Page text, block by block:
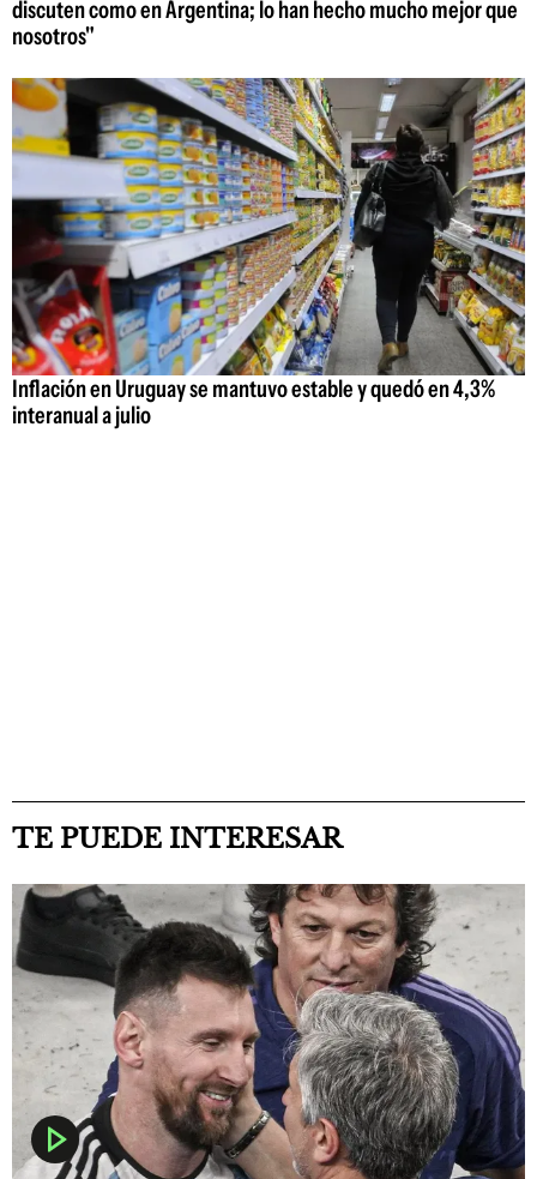
discuten como en Argentina; lo han hecho mucho mejor que
nosotros"
Inflación en Uruguay se mantuvo estable y quedó en 4,3%
interanual a julio
TE PUEDE INTERESAR